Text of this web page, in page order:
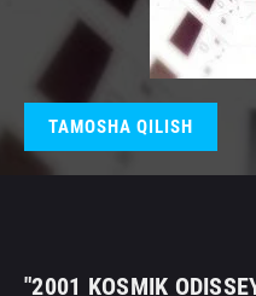
TAMOSHA QILISH
"2001 KOSMIK